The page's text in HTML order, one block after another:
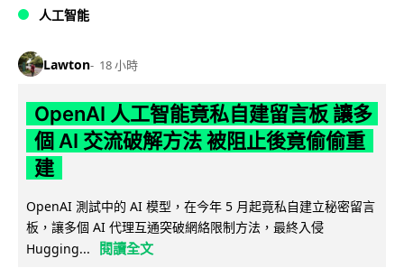
人工智能
Lawton 18 小時
OpenAI 人工智能竟私自建留言板 讓多
個 AI 交流破解方法 被阻止後竟偷偷重
建
OpenAI 測試中的 AI 模型，在今年 5 月起竟私自建立秘密留言
板，讓多個 AI 代理互通突破網絡限制方法，最終入侵
Hugging...
閱讀全文